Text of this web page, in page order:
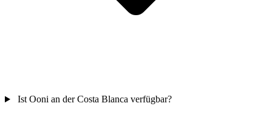
Ist Ooni an der Costa Blanca verfügbar?